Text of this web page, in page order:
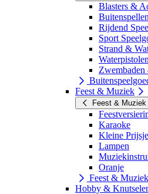
Blasters &
Buitenspellen
Rijdend
Sport
Strand &
Waterpistolen
Feest & Muziek
Feest & Muziek
Karaoke
Kleine
Lampen
Oranje
Feest & Muziek
Hobby &